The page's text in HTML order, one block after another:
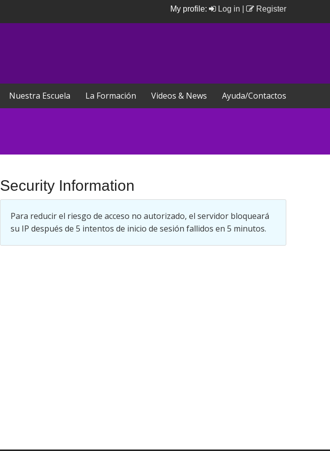
My profile: Log in Register
Nuestra Escuela La Formación Videos & News Ayuda/Contactos
Security Information
Para reducir el riesgo de acceso no autorizado, el servidor bloqueará
su IP después de 5 intentos de inicio de sesión fallidos en 5 minutos.